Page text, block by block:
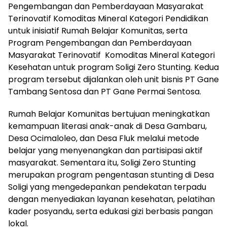
Pengembangan dan Pemberdayaan Masyarakat
Terinovatif Komoditas Mineral Kategori Pendidikan
untuk inisiatif Rumah Belajar Komunitas, serta
Program Pengembangan dan Pemberdayaan
Masyarakat Terinovatif Komoditas Mineral Kategori
Kesehatan untuk program Soligi Zero Stunting. Kedua
program tersebut dijalankan oleh unit bisnis PT Gane
Tambang Sentosa dan PT Gane Permai Sentosa.
Rumah Belajar Komunitas bertujuan meningkatkan
kemampuan literasi anak-anak di Desa Gambaru,
Desa Ocimaloleo, dan Desa Fluk melalui metode
belajar yang menyenangkan dan partisipasi aktif
masyarakat. Sementara itu, Soligi Zero Stunting
merupakan program pengentasan stunting di Desa
Soligi yang mengedepankan pendekatan terpadu
dengan menyediakan layanan kesehatan, pelatihan
kader posyandu, serta edukasi gizi berbasis pangan
lokal.